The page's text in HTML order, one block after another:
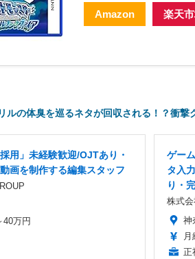
Amazon 楽天
ルの体臭を巡るネタが回収される！？衝撃
用」未経験歓迎/OJTあり・
画を制作する編集スタッフ
40万円
ゲー
タ入
り・
株式
神
月
正